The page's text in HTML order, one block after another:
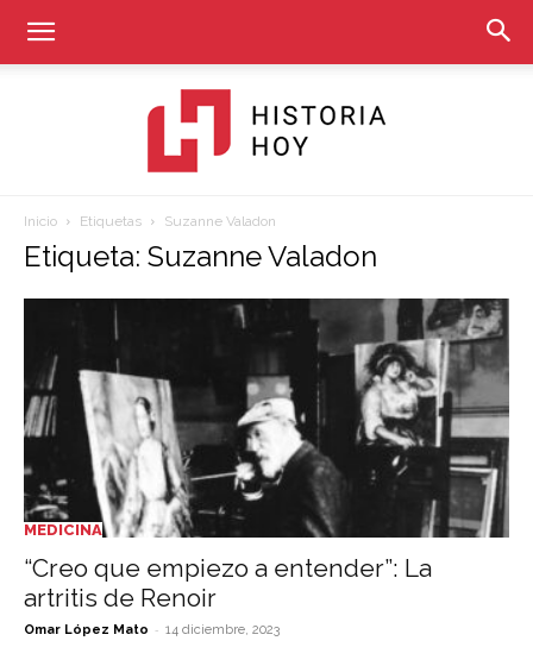
Historia
Hoy
Inicio Etiquetas Suzanne Valadon
Etiqueta: Suzanne Valadon
MEDICINA
“Creo que empiezo a entender”: La
artritis de Renoir
Omar López Mato - 14 diciembre, 2023